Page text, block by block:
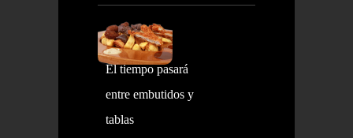
El tiempo pasará
entre embutidos y
tablas